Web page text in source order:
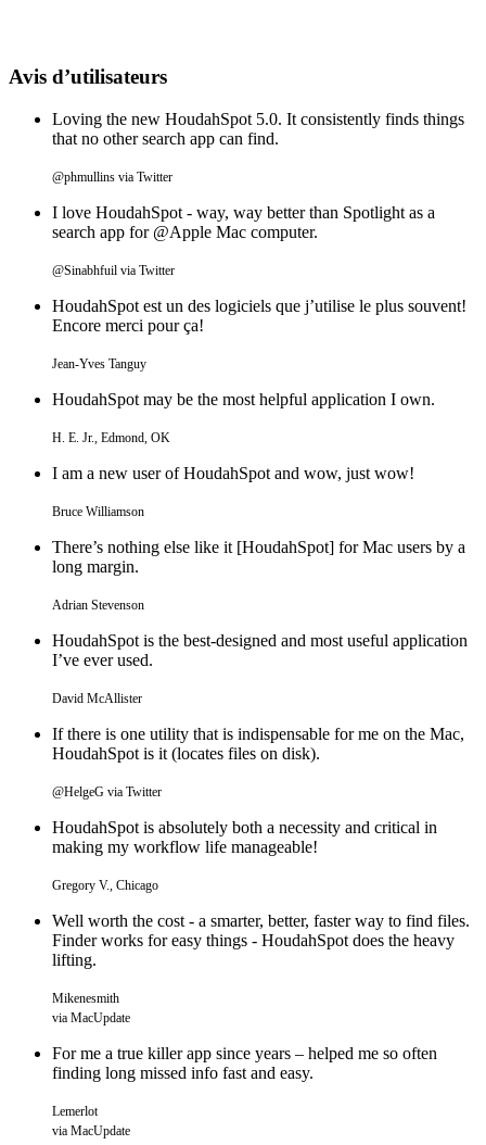
Avis d’utilisateurs
Loving the new HoudahSpot 5.0. It consistently finds things
that no other search app can find.
@phmullins via Twitter
I love HoudahSpot - way, way better than Spotlight as a
search app for @Apple Mac computer.
@Sinabhfuil via Twitter
HoudahSpot est un des logiciels que j’utilise le plus souvent!
Encore merci pour ça!
Jean-Yves Tanguy
HoudahSpot may be the most helpful application I own.
H. E. Jr., Edmond, OK
I am a new user of HoudahSpot and wow, just wow!
Bruce Williamson
There’s nothing else like it [HoudahSpot] for Mac users by a
long margin.
Adrian Stevenson
HoudahSpot is the best-designed and most useful application
I’ve ever used.
David McAllister
If there is one utility that is indispensable for me on the Mac,
HoudahSpot is it (locates files on disk).
@HelgeG via Twitter
HoudahSpot is absolutely both a necessity and critical in
making my workflow life manageable!
Gregory V., Chicago
Well worth the cost - a smarter, better, faster way to find files.
Finder works for easy things - HoudahSpot does the heavy
lifting.
Mikenesmith
via MacUpdate
For me a true killer app since years – helped me so often
finding long missed info fast and easy.
Lemerlot
via MacUpdate